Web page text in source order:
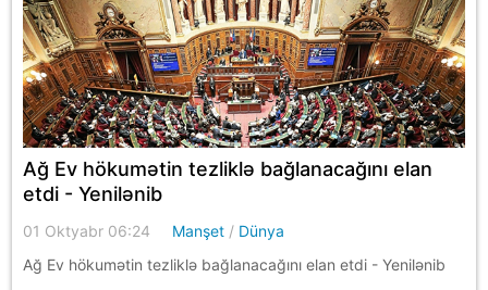
Ağ Ev hökumətin tezliklə bağlanacağını elan
etdi - Yenilənib
01 Oktyabr 06:24 Manşet / Dünya
Ağ Ev hökumətin tezliklə bağlanacağını elan etdi - Yenilənib